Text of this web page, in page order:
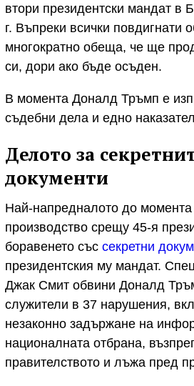
втори президентски мандат в
г. Въпреки всички повдигнати
многократно обеща, че ще
си, дори ако бъде осъден.
В момента Доналд Тръмп е
съдебни дела и едно
Делото за
документи
Най-напредналото до
производство срещу 45-я
боравенето със секретни
президентския му мандат.
Джак Смит обвини Доналд
служители в 37 нарушения,
незаконно задържане на
националната отбрана,
правителството и лъжа пред